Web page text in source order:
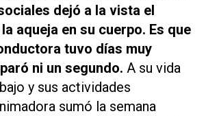
dejó a la vista el
aqueja en su cuerpo. Es que
tuvo días muy
ni un segundo. A su vida
y sus actividades
sumó la semana